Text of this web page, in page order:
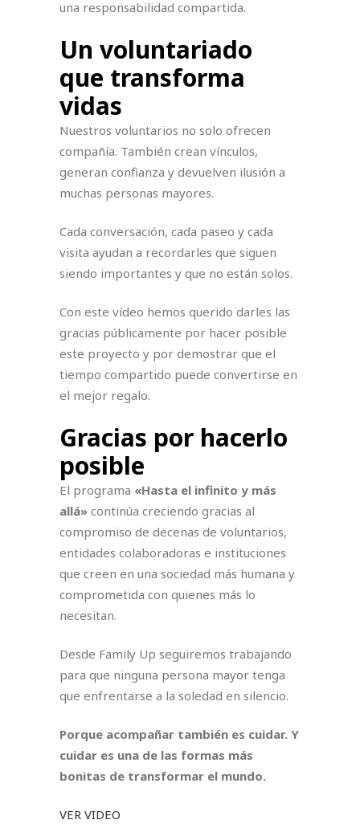
una responsabilidad compartida.
Un voluntariado
que transforma
vidas
Nuestros voluntarios no solo ofrecen
compañía. También crean vínculos,
generan confianza y devuelven ilusión a
muchas personas mayores.
Cada conversación, cada paseo y cada
visita ayudan a recordarles que siguen
siendo importantes y que no están solos.
Con este vídeo hemos querido darles las
gracias públicamente por hacer posible
este proyecto y por demostrar que el
tiempo compartido puede convertirse en
el mejor regalo.
Gracias por hacerlo
posible
El programa «Hasta el infinito y más
allá» continúa creciendo gracias al
compromiso de decenas de voluntarios,
entidades colaboradoras e instituciones
que creen en una sociedad más humana y
comprometida con quienes más lo
necesitan.
Desde Family Up seguiremos trabajando
para que ninguna persona mayor tenga
que enfrentarse a la soledad en silencio.
Porque acompañar también es cuidar. Y
cuidar es una de las formas más
bonitas de transformar el mundo.
VER VIDEO